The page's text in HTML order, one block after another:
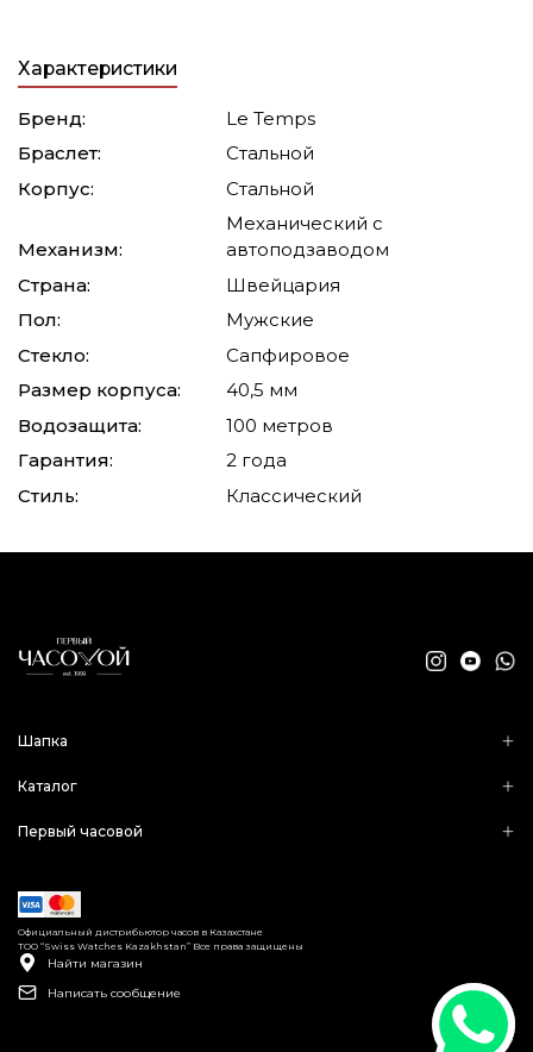
Характеристики
Бренд:
Le Temps
Браслет:
Стальной
Корпус:
Стальной
Механизм:
Механический с
автоподзаводом
Страна:
Швейцария
Пол:
Мужские
Стекло:
Сапфировое
Размер корпуса:
40,5 мм
Водозащита:
100 метров
Гарантия:
2 года
Стиль:
Классический
Шапка
Каталог
Первый часовой
Найти магазин
Написать сообщение
ТОО “Swiss Watches Kazakhstan” Все права защищены
Официальный дистрибьютор часов в Казахстане